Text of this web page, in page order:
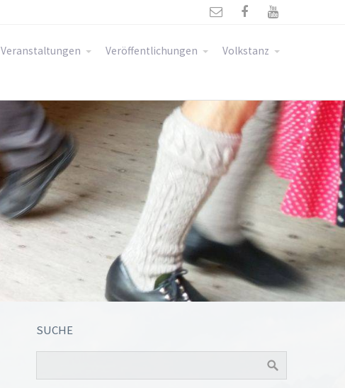
  
Veranstaltungen Veröffentlichungen Volkstanz
SUCHE